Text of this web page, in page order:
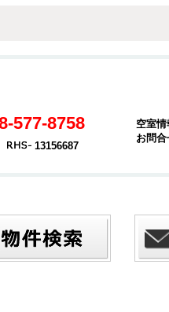
577-8758
13156687
空室
お問合